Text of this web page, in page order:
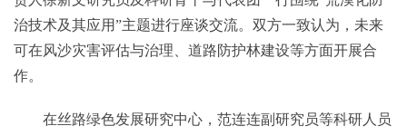
治技术及其应用”主题进行座谈交流。双方一致认为，未来
可在风沙灾害评估与治理、道路防护林建设等方面开展合
作。
在丝路绿色发展研究中心，范连连副研究员等科研人员